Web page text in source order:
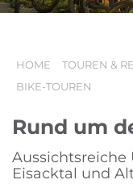
SÜDTIROL
HOME TOUREN &
BIKE-TOUREN
Rund um
Eisacktal und